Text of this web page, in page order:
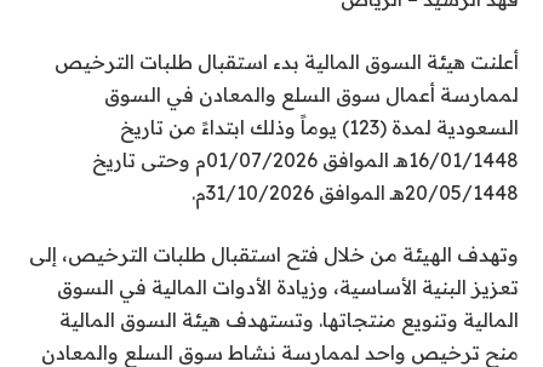
أعلنت هيئة السوق المالية بدء استقبال طلبات الترخيص
لممارسة أعمال سوق السلع والمعادن في السوق
السعودية لمدة (123) يوماً وذلك ابتداءً من تاريخ
16/01/1448هـ الموافق 01/07/2026م وحتى تاريخ
20/05/1448هـ الموافق 31/10/2026م.
وتهدف الهيئة من خلال فتح استقبال طلبات الترخيص، إلى
تعزيز البنية الأساسية، وزيادة الأدوات المالية في السوق
المالية وتنويع منتجاتها. وتستهدف هيئة السوق المالية
منح ترخيص واحد لممارسة نشاط سوق السلع والمعادن